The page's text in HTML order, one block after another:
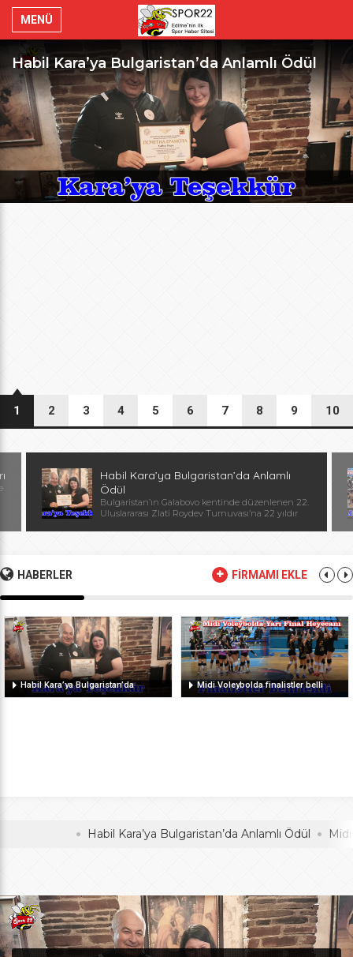
MENÜ
Habil Kara’ya Bulgaristan’da Anlamlı Ödül
1 2 3 4 5 6 7 8 9 10
Habil Kara’ya Bulgaristan’da Anlamlı
Ödül
Bulgaristan’ın Galabovo kentinde düzenlenen 22.
Uluslararası Zlati Roydev Turnuvası’na 22 yıldır
Federasyonu Başkanı, Avrupa ve Dünya
Şampiyonu, olimpiyat ikincisi Stanka Zlateva
HABERLER FİRMAMI EKLE
Habil Kara’ya Bulgaristan’da Midi Voleybolda finalistler belli
Habil Kara’ya Bulgaristan’da Anlamlı Ödül Midi